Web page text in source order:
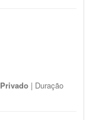
Privado | Duração